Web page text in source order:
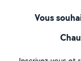
Vous